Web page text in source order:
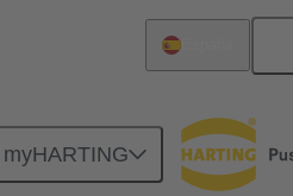
myHARTING
Juntas 09 00 000 5357